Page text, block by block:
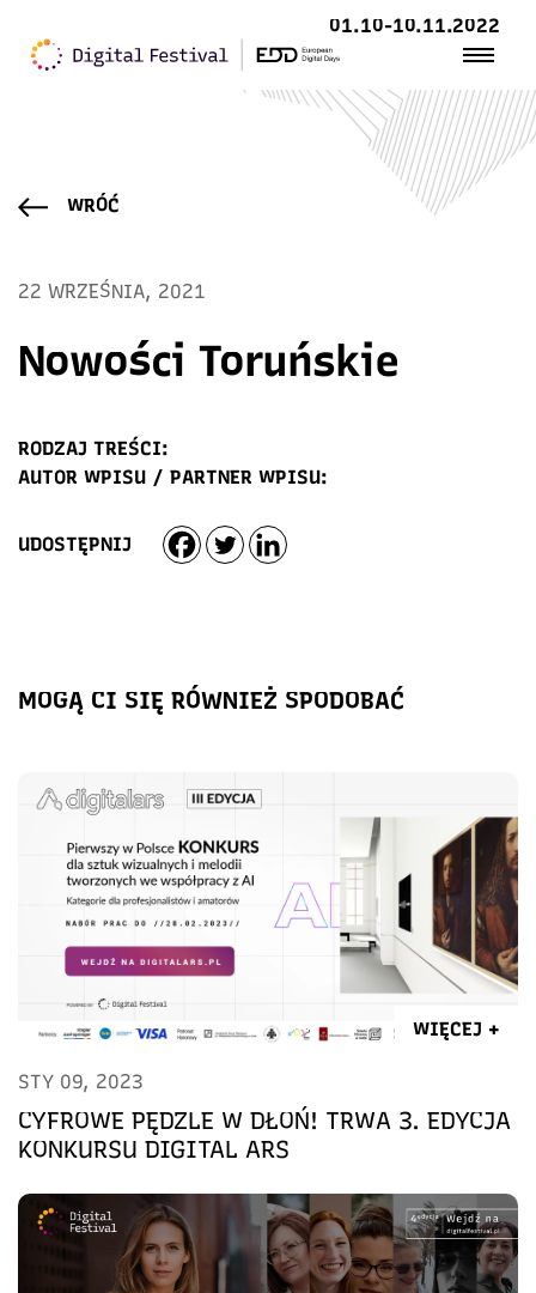
01.10-10.11.2022
WRÓĆ
22 WRZEŚNIA, 2021
Nowości Toruńskie
RODZAJ TREŚCI:
AUTOR WPISU / PARTNER WPISU:
UDOSTĘPNIJ
MOGĄ CI SIĘ RÓWNIEŻ SPODOBAĆ
WIĘCEJ +
STY 09, 2023
CYFROWE PĘDZLE W DŁOŃ! TRWA 3. EDYCJA
KONKURSU DIGITAL ARS